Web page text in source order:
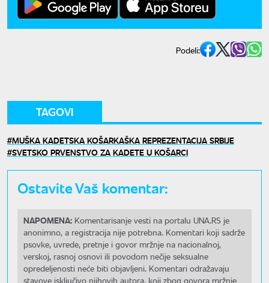
Podeli:
TAGOVI
MUŠKA KADETSKA KOŠARKAŠKA REPREZENTACIJA SRBIJE
SVETSKO PRVENSTVO ZA KADETE U KOŠARCI
Ostavite Vaš komentar:
NAPOMENA: Komentarisanje vesti na portalu UNA.RS je
anonimno, a registracija nije potrebna. Komentari koji sadrže
psovke, uvrede, pretnje i govor mržnje na nacionalnoj,
verskoj, rasnoj osnovi ili povodom nečije seksualne
opredeljenosti neće biti objavljeni. Komentari odražavaju
stavove isključivo njihovih autora, koji zbog govora mržnje